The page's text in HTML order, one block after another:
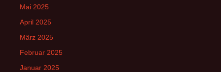
Mai 2025
April 2025
März 2025
Februar 2025
Januar 2025